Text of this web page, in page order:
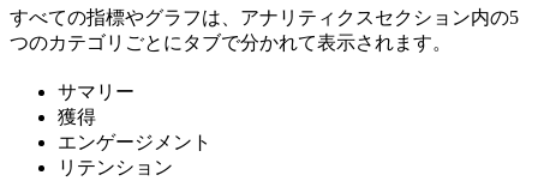
すべての指標やグラフは、アナリティクスセクション内の5
つのカテゴリごとにタブで分かれて表示されます。
サマリー
獲得
エンゲージメント
リテンション